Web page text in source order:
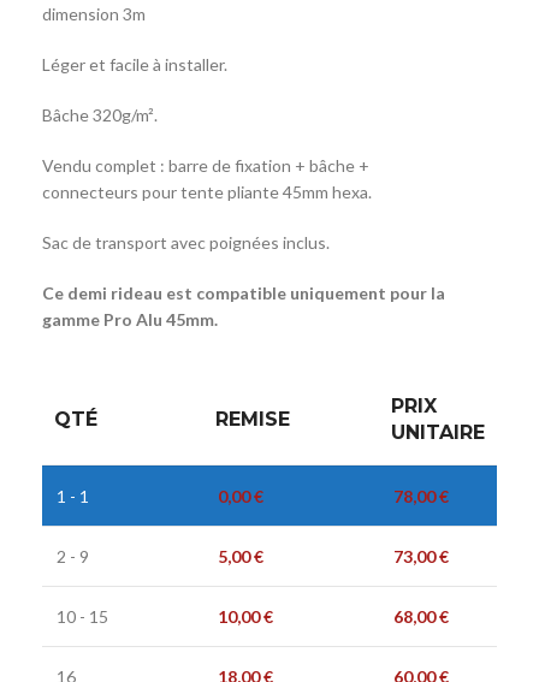
dimension 3m
Léger et facile à installer.
Bâche 320g/m².
Vendu complet : barre de fixation + bâche +
connecteurs pour tente pliante 45mm hexa.
Sac de transport avec poignées inclus.
Ce demi rideau est compatible uniquement pour la
gamme Pro Alu 45mm.
QTÉ REMISE
PRIX
UNITAIRE
1 - 1 0,00€ 78,00€
2 - 9 5,00€ 73,00€
10 - 15 10,00€ 68,00€
16 18,00€ 60,00€